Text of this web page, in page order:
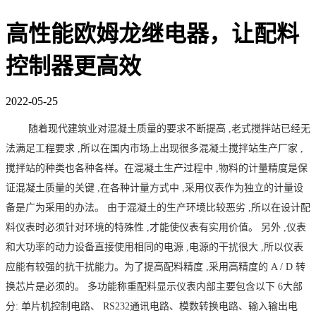
高性能欧姆龙继电器，让配料
控制器更高效
2022-05-25
随着现代建筑业对混凝土质量的要求不断提高 ,老式搅拌站已经无
法满足工程要求 ,所以在国内市场上出现很多混凝土搅拌站生产厂家 ,
搅拌站的种类也各种各样。在混凝土生产过程中 ,物料的计量精度是保
证混凝土质量的关键 ,在各种计量方式中 ,采用仪表作为独立的计量设
备是广为采用的办法。 由于混凝土的生产环境比较恶劣 ,所以在设计配
料仪表时必须针对环境的特殊性 ,才能使仪表有实用价值。 另外 ,仪表
和大功率的动力设备直接使用相同的电源 ,电源的干扰很大 ,所以仪表
应能有较强的抗干扰能力。为了提高配料精度 ,采用高精度的 A / D 转
换芯片是必须的。 多功能称重配料显示仪表内部主要包含以下 6大部
分: 单片机控制电路、 RS232通讯电路、模数转换电路、输入输出电